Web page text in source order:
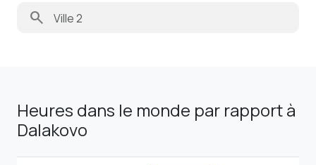
search
Heures dans le monde par rapport à
Dalakovo